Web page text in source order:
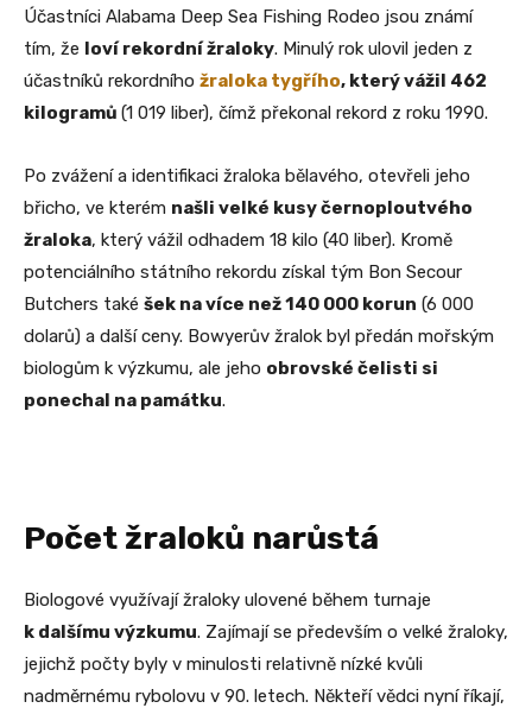
Účastníci Alabama Deep Sea Fishing Rodeo jsou známí
tím, že loví rekordní žraloky. Minulý rok ulovil jeden z
účastníků rekordního žraloka tygřího, který vážil 462
kilogramů (1 019 liber), čímž překonal rekord z roku 1990.
Po zvážení a identifikaci žraloka bělavého, otevřeli jeho
břicho, ve kterém našli velké kusy černoploutvého
žraloka, který vážil odhadem 18 kilo (40 liber). Kromě
potenciálního státního rekordu získal tým Bon Secour
Butchers také šek na více než 140 000 korun (6 000
dolarů) a další ceny. Bowyerův žralok byl předán mořským
biologům k výzkumu, ale jeho obrovské čelisti si
ponechal na památku.
Počet žraloků narůstá
Biologové využívají žraloky ulovené během turnaje
k dalšímu výzkumu. Zajímají se především o velké žraloky,
jejichž počty byly v minulosti relativně nízké kvůli
nadměrnému rybolovu v 90. letech. Někteří vědci nyní říkají,